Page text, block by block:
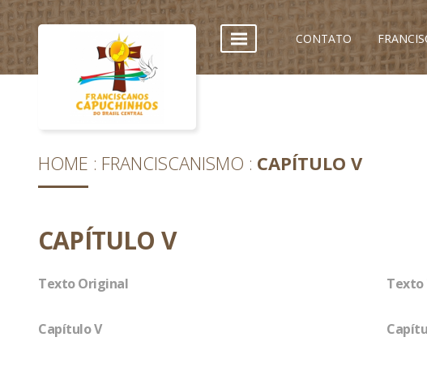
CONTATO
HOME FRANCISCANISMO CAPÍTULO V
CAPÍTULO V
Texto Original
Capítulo V
Texto